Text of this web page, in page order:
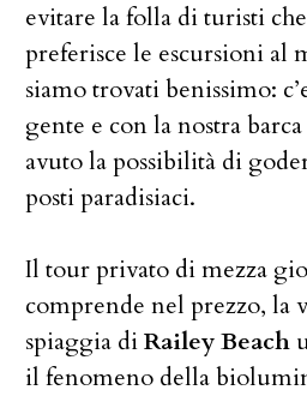
evitare la folla di turisti
preferisce le escursioni al
siamo trovati benissimo:
gente e con la nostra
avuto la possibilità di
posti paradisiaci.
Il tour privato di mezza
comprende nel prezzo, la
spiaggia diRailey Beach
il fenomeno della